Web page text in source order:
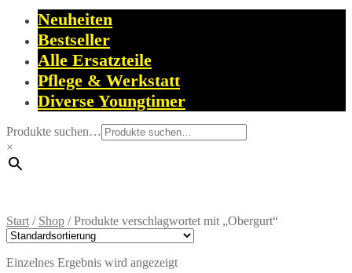
Neuheiten
Bestseller
Alle Ersatzteile
Pflege & Werkstatt
Diverse Youngtimer
Produkte suchen…
×
Start / Shop /Produkte verschlagwortet mit „Obergurt“
Einzelnes Ergebnis wird angezeigt